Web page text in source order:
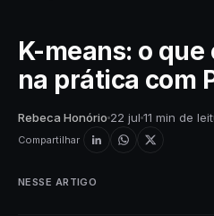
K-means: o que
na prática com
Rebeca Honório 22 jul 11 min de
Compartilhar
NESSE ARTIGO